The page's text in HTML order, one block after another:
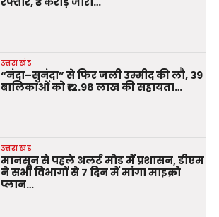
उत्तराखंड
“नंदा–सुनंदा” से फिर जली उम्मीद की लौ, 39
बालिकाओं को ₹12.98 लाख की सहायता…
उत्तराखंड
मानसून से पहले अलर्ट मोड में प्रशासन, डीएम
ने सभी विभागों से 7 दिन में मांगा माइक्रो
प्लान…